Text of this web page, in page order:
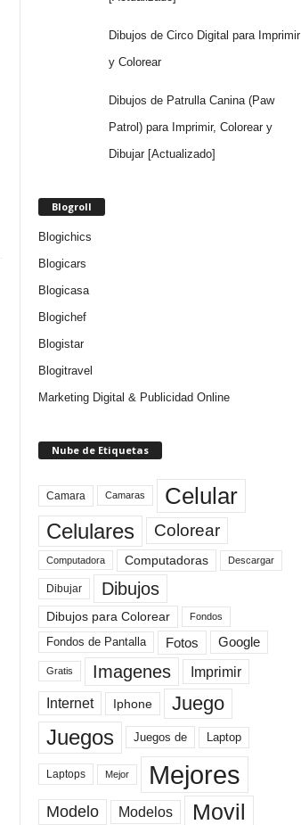
Dibujos de Circo Digital para Imprimir
y Colorear
Dibujos de Patrulla Canina (Paw
Patrol) para Imprimir, Colorear y
Dibujar [Actualizado]
Blogroll
Blogichics
Blogicars
Blogicasa
Blogichef
Blogistar
Blogitravel
Marketing Digital & Publicidad Online
Nube de Etiquetas
Camara Camaras Celular
Celulares Colorear
Computadora Computadoras Descargar
Dibujar Dibujos
Dibujos para Colorear Fondos
Fondos de Pantalla Fotos Google
Gratis Imagenes Imprimir
Internet Iphone Juego
Juegos Juegos de Laptop
Laptops Mejor Mejores
Modelo Modelos Movil